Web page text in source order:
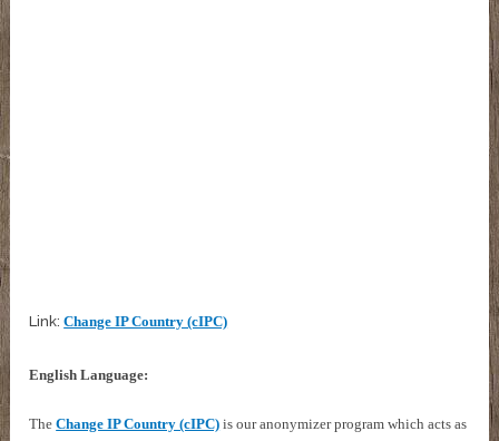
Link:Change IP Country (cIPC)
English Language:
TheChange IP Country (cIPC) is our anonymizer program which acts as